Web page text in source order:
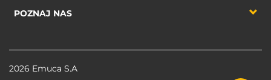
POZNAJ NAS
2026 Emuca S.A